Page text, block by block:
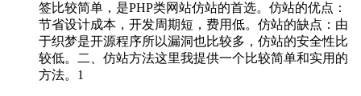
签比较简单，是PHP类网站仿站的首选。仿站的优点：
节省设计成本，开发周期短，费用低。仿站的缺点：由
于织梦是开源程序所以漏洞也比较多，仿站的安全性比
较低。二、仿站方法这里我提供一个比较简单和实用的
方法。1